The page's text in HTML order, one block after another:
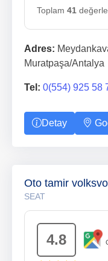
Toplam 41
Adres:
Muratpaşa/Antalya
Tel: 0(554) 925 58
Detay
Oto tamir
SEAT
4.8